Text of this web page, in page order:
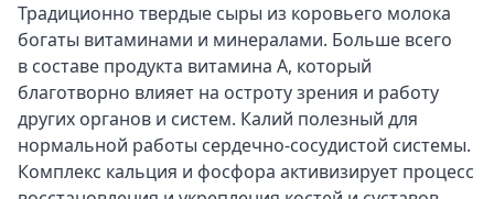
Традиционно твердые сыры из коровьего молока
богаты витаминами и минералами. Больше всего
в составе продукта витамина А, который
благотворно влияет на остроту зрения и работу
других органов и систем. Калий полезный для
нормальной работы сердечно-сосудистой системы.
Комплекс кальция и фосфора активизирует процесс